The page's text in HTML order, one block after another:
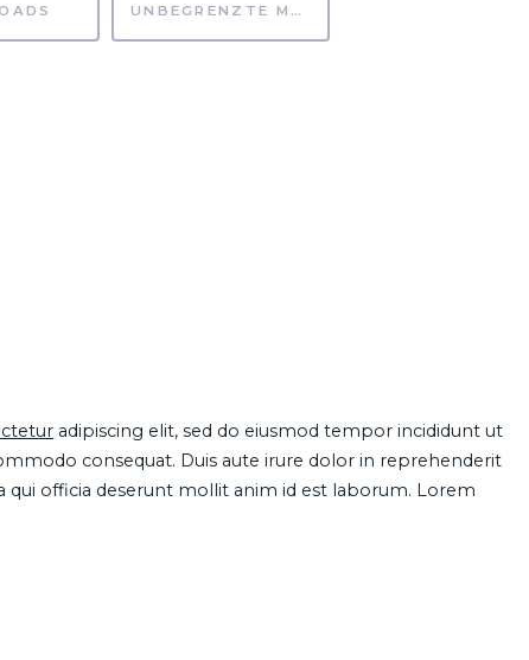
UNBEGRENZTE MÖGLICHKEITEN
adipiscing elit, sed do eiusmod tempor incididunt ut
consequat. Duis aute irure dolor in reprehenderit
officia deserunt mollit anim id est laborum. Lorem